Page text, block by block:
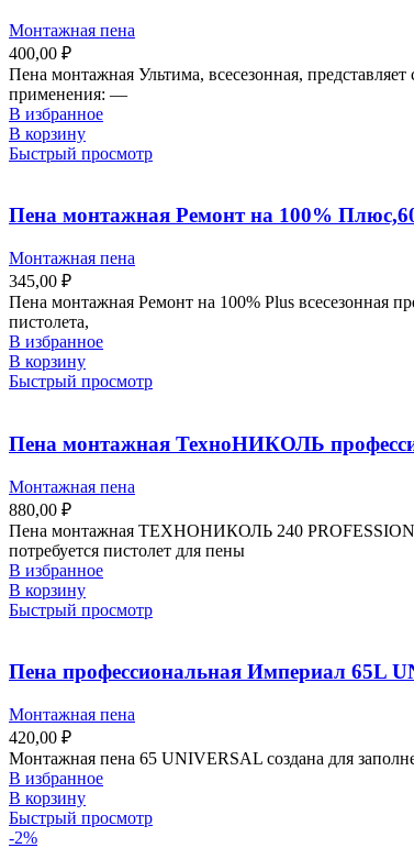
Монтажная пена
400,00 ₽
Пена монтажная Ультима, всесезонная,
применения: —
В избранное
В корзину
Быстрый просмотр
Пена монтажная Ремонт на 100%
Монтажная пена
345,00 ₽
Пена монтажная Ремонт на 100% Plus всесезонная
пистолета,
В избранное
В корзину
Быстрый просмотр
Пена монтажная ТехноНИКОЛЬ
Монтажная пена
880,00 ₽
Пена монтажная ТЕХНОНИКОЛЬ 240 PROFESSIONAL
потребуется пистолет для пены
В избранное
В корзину
Быстрый просмотр
Пена профессиональная Империал 65L
Монтажная пена
420,00 ₽
Монтажная пена 65 UNIVERSAL создана для
В избранное
В корзину
Быстрый просмотр
-2%